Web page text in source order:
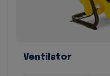
Ventilator